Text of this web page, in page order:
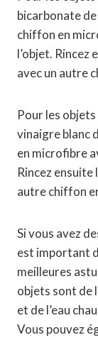
bicarbonate de
chiffon en
l’objet. Rincez
avec un autre
Pour les
vinaigre blanc
en microfibre
Rincez ensuite
autre chiffon
Si vous avez
est important
meilleures
objets sont de
et de l’eau
Vous pouvez